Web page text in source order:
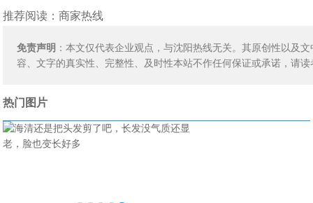
推荐阅读：商家热线
免责声明 ：本文仅代表企业观点，与沈阳热线无关。其原创性以及
容、文字的真实性、完整性、及时性本站不作任何保证或承诺，请
热门图片